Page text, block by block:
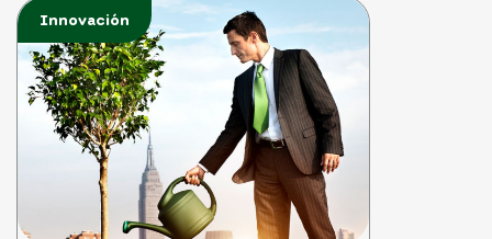
Innovación